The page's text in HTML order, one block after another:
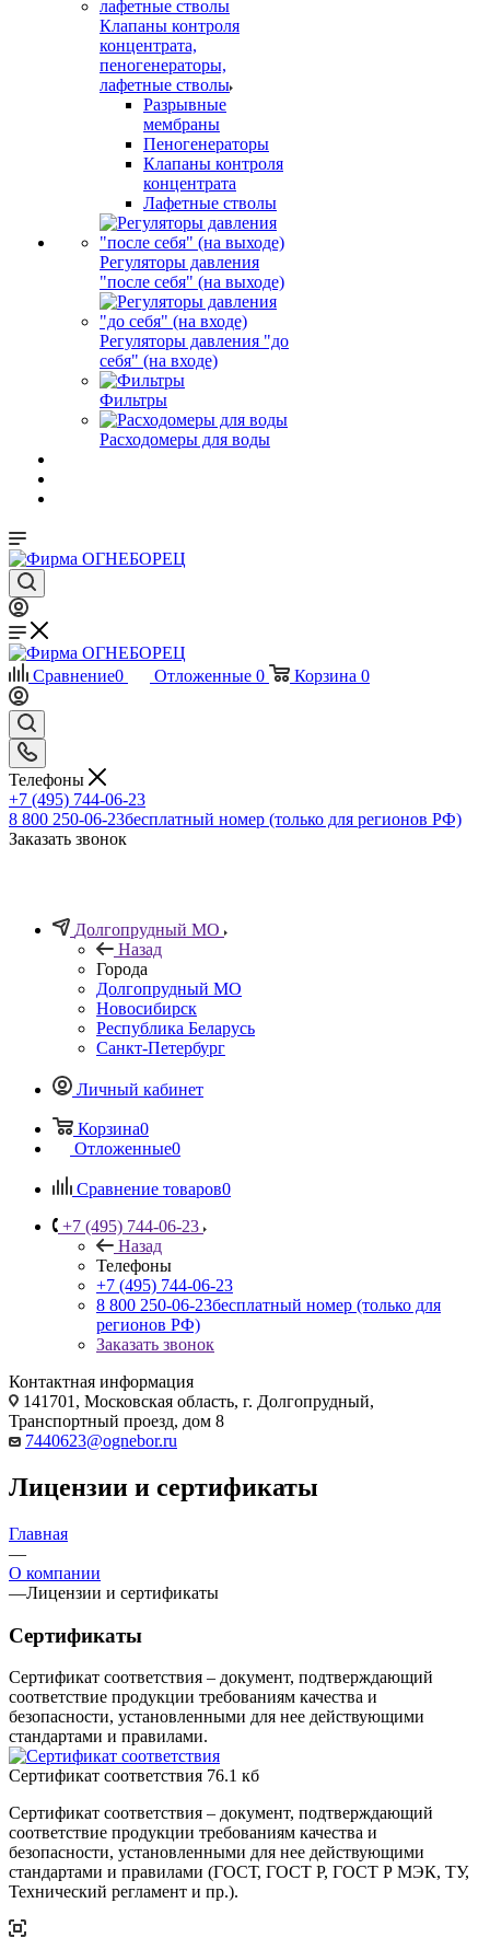
Клапаны контроля
концентрата,
пеногенераторы,
лафетные стволы
Разрывные
мембраны
Пеногенераторы
Клапаны контроля
концентрата
Лафетные стволы
Регуляторы давления
"после себя" (на выходе)
Регуляторы давления "до
себя" (на входе)
Фильтры
Расходомеры для воды
Сравнение0 Отложенные 0 Корзина 0
Телефоны
+7 (495) 744-06-23
8 800 250-06-23бесплатный номер (только для регионов РФ)
Заказать звонок
Долгопрудный МО
Назад
Города
Долгопрудный МО
Новосибирск
Республика Беларусь
Санкт-Петербург
Личный кабинет
Корзина0
Отложенные0
Сравнение товаров0
+7 (495) 744-06-23
Назад
Телефоны
+7 (495) 744-06-23
8 800 250-06-23бесплатный номер (только для
регионов РФ)
Заказать звонок
Контактная информация
141701, Московская область, г. Долгопрудный,
Транспортный проезд, дом 8
7440623@ognebor.ru
Лицензии и сертификаты
Главная
—
О компании
—Лицензии и сертификаты
Сертификаты
Сертификат соответствия – документ, подтверждающий
соответствие продукции требованиям качества и
безопасности, установленными для нее действующими
стандартами и правилами.
Сертификат соответствия 76.1 кб
Сертификат соответствия – документ, подтверждающий
соответствие продукции требованиям качества и
безопасности, установленными для нее действующими
стандартами и правилами (ГОСТ, ГОСТ Р, ГОСТ Р МЭК, ТУ,
Технический регламент и пр.).